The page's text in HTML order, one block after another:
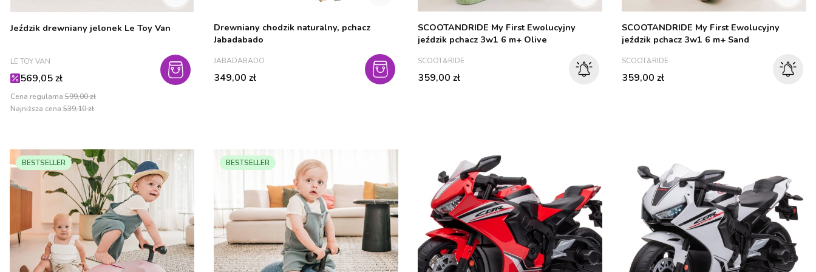
Jeździk drewniany jelonek Le Toy Van
PRODUCENT
LE TOY VAN
Cena promocyjna
569,05 zł
Cena regularna:599,00 zł
Najniższa cena:539,10 zł
Drewniany chodzik naturalny, pchacz
Jabadabado
PRODUCENT
JABADABADO
Cena
349,00 zł
SCOOTANDRIDE My First Ewolucyjny
jeździk pchacz 3w1 6 m+ Olive
PRODUCENT
SCOOT&RIDE
Cena
359,00 zł
SCOOTANDRIDE My First Ewolucyjny
jeździk pchacz 3w1 6 m+ Sand
PRODUCENT
SCOOT&RIDE
Cena
359,00 zł
BESTSELLER BESTSELLER